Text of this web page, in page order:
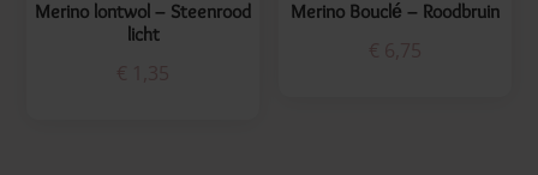
Merino lontwol – Steenrood
licht
Merino Bouclé – Roodbruin